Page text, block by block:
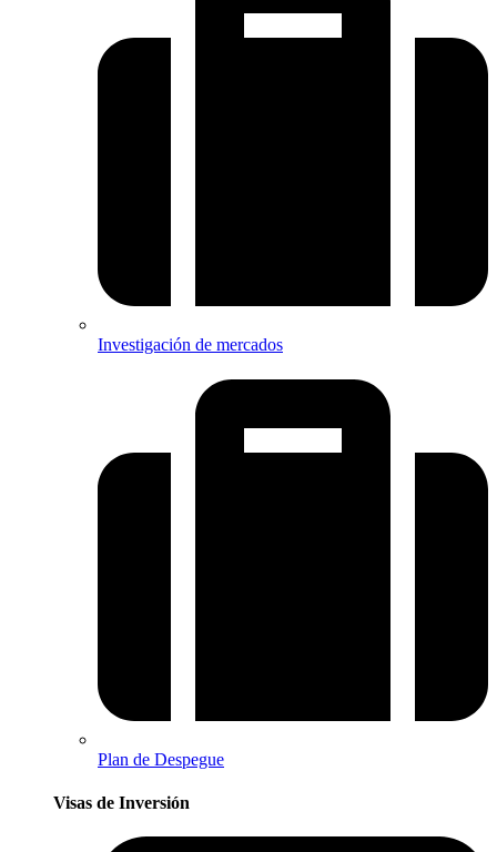
Investigación de mercados
Plan de Despegue
Visas de Inversión